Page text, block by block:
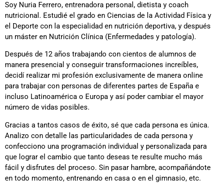
Soy Nuria Ferrero, entrenadora personal, dietista y coach
nutricional. Estudié el grado en Ciencias de la Actividad Física y
el Deporte con la especialidad en nutrición deportiva, y después
un máster en Nutrición Clínica (Enfermedades y patología).
Después de 12 años trabajando con cientos de alumnos de
manera presencial y conseguir transformaciones increíbles,
decidí realizar mi profesión exclusivamente de manera online
para trabajar con personas de diferentes partes de España e
incluso Latinoamérica o Europa y así poder cambiar el mayor
número de vidas posibles.
Gracias a tantos casos de éxito, sé que cada persona es única.
Analizo con detalle las particularidades de cada persona y
confecciono una programación individual y personalizada para
que lograr el cambio que tanto deseas te resulte mucho más
fácil y disfrutes del proceso. Sin pasar hambre, acompañándote
en todo momento, entrenando en casa o en el gimnasio, etc.